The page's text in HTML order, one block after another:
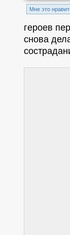
Mне это
героев
снова